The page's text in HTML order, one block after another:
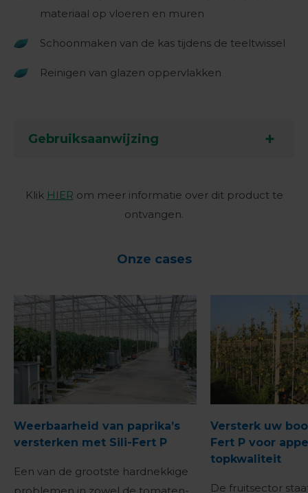
materiaal op vloeren en muren
Schoonmaken van de kas tijdens de teeltwissel
Reinigen van glazen oppervlakken
Gebruiksaanwijzing
Klik HIER om meer informatie over dit product te
ontvangen.
Onze cases
Weerbaarheid van paprika’s
versterken met Sili-Fert P
Een van de grootste hardnekkige
Versterk uw
Fert P voor
topkwaliteit
De fruitsector